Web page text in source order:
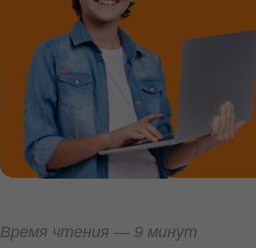
Время чтения — 9 минут